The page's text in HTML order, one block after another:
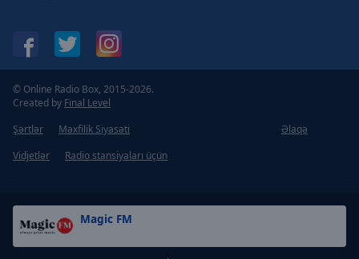
Magic FM
© Online Radio Box, 2015-2026.
Created by Final Level
Şərtlər
Məxfilik Siyasəti
Əlaqə
Vidjetlər
Radio stansiyaları üçün